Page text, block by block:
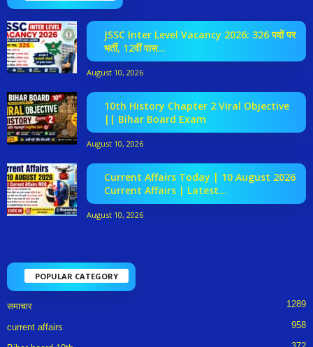
JSSC Inter Level Vacancy 2026: 326 पदों पर
भर्ती, 12वीं पास...
August 10, 2026
10th History Chapter 2 Viral Objective
|| Bihar Board Exam
August 10, 2026
Current Affairs Today | 10 August 2026
Current Affairs | Latest...
August 10, 2026
POPULAR CATEGORY
समाचार 1289
current affairs 958